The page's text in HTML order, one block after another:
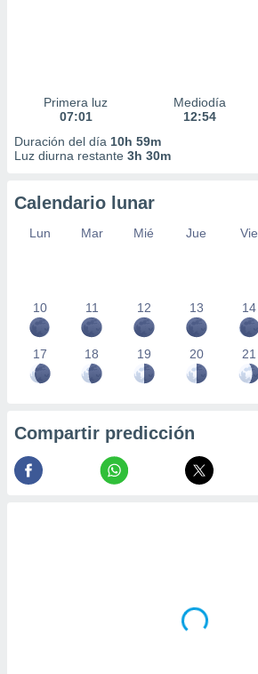
Primera luz
07:01
Mediodía
12:54
Duración del día 10h 59m
Luz diurna restante 3h 30m
Calendario lunar
Lun Mar Mié Jue Vie
10 11 12 13 14
17 18 19 20 21
Compartir predicción